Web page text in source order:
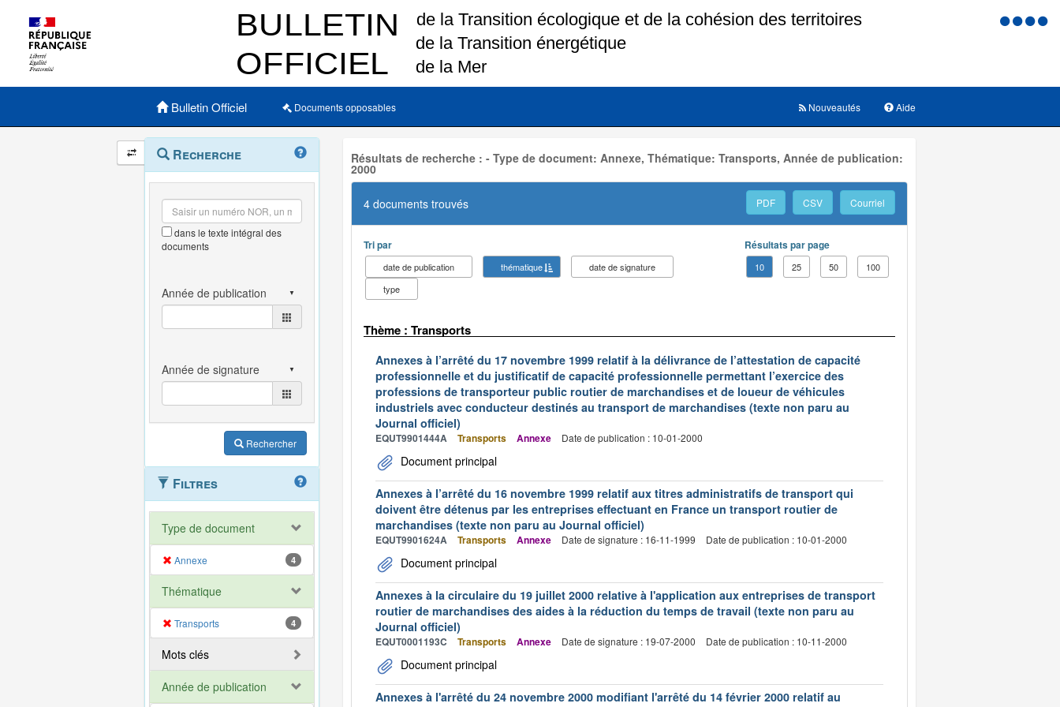
Menu
Menu principal
Bulletin Officiel Documents opposables Aide
Nouveautés
Navigation
et
outils
annexes
Menu
contextuel
Recherche
dans le texte intégral des
documents
Rechercher
Filtres
Type de document
Annexe 4
Thématique
Transports 4
Mots clés
Année de publication
Résultats de recherche : - Type de document: Annexe, Thématique: Transports, Année de publication:
2000
4 documents trouvés PDF CSV Courriel
Tri par
date de publication thématique
date de signature
type
Résultats par page
10 25 50 100
Thème : Transports
Annexes à l’arrêté du 17 novembre 1999 relatif à la délivrance de l’attestation de capacité
professionnelle et du justificatif de capacité professionnelle permettant l’exercice des
professions de transporteur public routier de marchandises et de loueur de véhicules
industriels avec conducteur destinés au transport de marchandises (texte non paru au
Journal officiel)
EQUT9901444A Transports Annexe Date de publication : 10-01-2000
Document principal
Annexes à l’arrêté du 16 novembre 1999 relatif aux titres administratifs de transport qui
doivent être détenus par les entreprises effectuant en France un transport routier de
marchandises (texte non paru au Journal officiel)
EQUT9901624A Transports Annexe Date de signature : 16-11-1999 Date de publication : 10-01-2000
Document principal
Annexes à la circulaire du 19 juillet 2000 relative à l'application aux entreprises de transport
routier de marchandises des aides à la réduction du temps de travail (texte non paru au
Journal officiel)
EQUT0001193C Transports Annexe Date de signature : 19-07-2000 Date de publication : 10-11-2000
Document principal
Annexes à l'arrêté du 24 novembre 2000 modifiant l'arrêté du 14 février 2000 relatif au